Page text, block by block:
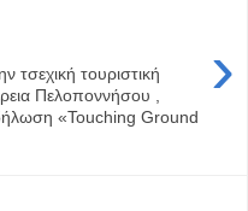
›
τσεχική τουριστική
Πελοποννήσου ,
«Touching Ground